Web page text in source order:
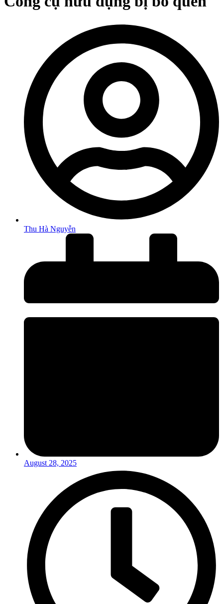
Thu Hà Nguyễn
August 28, 2025